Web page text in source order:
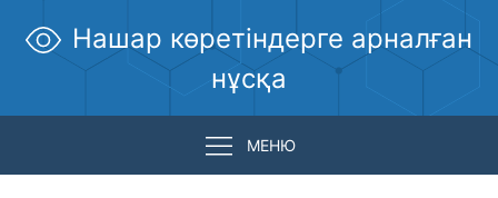
Нашар көретіндерге арналған
нұсқа
МЕНЮ